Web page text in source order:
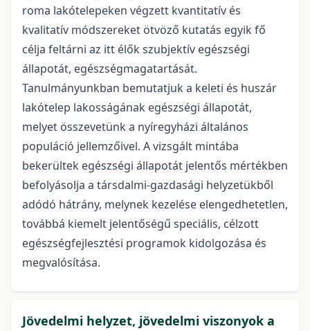
roma lakótelepeken végzett kvantitatív és
kvalitatív módszereket ötvöző kutatás egyik fő
célja feltárni az itt élők szubjektív egészségi
állapotát, egészségmagatartását.
Tanulmányunkban bemutatjuk a keleti és huszár
lakótelep lakosságának egészségi állapotát,
melyet összevetünk a nyíregyházi általános
populáció jellemzőivel. A vizsgált mintába
bekerültek egészségi állapotát jelentős mértékben
befolyásolja a társdalmi-gazdasági helyzetükből
adódó hátrány, melynek kezelése elengedhetetlen,
továbbá kiemelt jelentőségű speciális, célzott
egészségfejlesztési programok kidolgozása és
megvalósítása.
Jövedelmi helyzet, jövedelmi viszonyok a